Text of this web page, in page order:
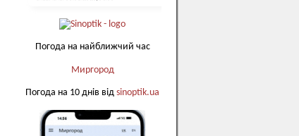
Погода на найближчий час
Миргород
Погода на 10 днів від sinoptik.ua